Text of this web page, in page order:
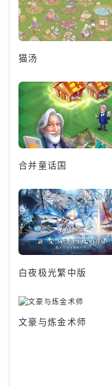
猫汤
合并童话国
白夜极光繁中版
文豪与炼金术师